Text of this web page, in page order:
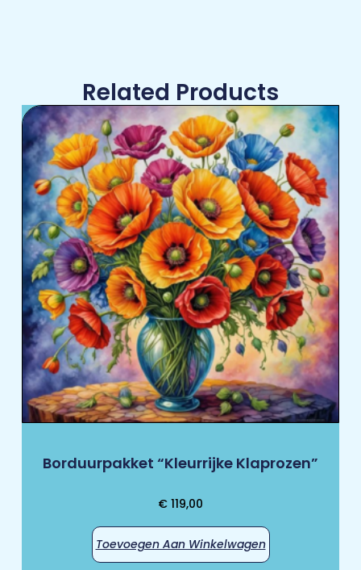
Related Products
Borduurpakket “Kleurrijke Klaprozen”
€ 119,00
Toevoegen Aan Winkelwagen